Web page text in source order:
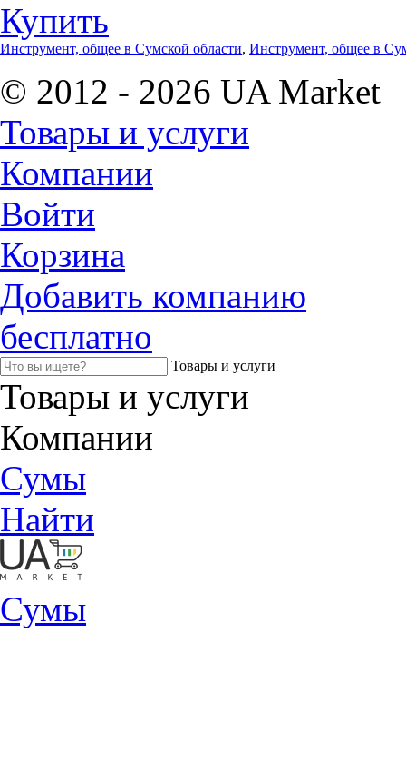
Купить
Инструмент, общее в Сумской области, Инструмент, общее в
© 2012 - 2026 UA Market
Товары и услуги
Компании
Войти
Корзина
Добавить компанию
бесплатно
Товары и услуги
Товары и услуги
Компании
Сумы
Найти
Сумы